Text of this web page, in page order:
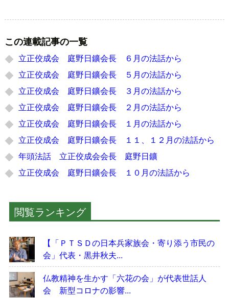
この連載記事の一覧
立正佼成会 庭野日鑛会長 ６月の法話から
立正佼成会 庭野日鑛会長 ５月の法話から
立正佼成会 庭野日鑛会長 ３月の法話から
立正佼成会 庭野日鑛会長 ２月の法話から
立正佼成会 庭野日鑛会長 １月の法話から
立正佼成会 庭野日鑛会長 １１、１２月の法話から
年頭法話 立正佼成会会長 庭野日鑛
立正佼成会 庭野日鑛会長 １０月の法話から
閲覧ランキング
【「ＰＴＳＤの日本兵家族会・寄り添う市民の
会」代表・黒井秋夫...
仏教精神を生かす「六花の会」が代表世話人
会 新型コロナの影響...